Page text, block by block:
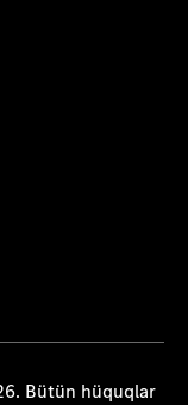
Bütün hüquqlar